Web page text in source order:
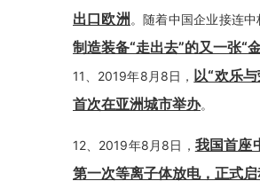
出口欧洲 。随着中国企业接连
制造装备“走出去”的又一张“金
11、2019年8月8日， 以“欢乐
首次在亚洲城市举办。
12、2019年8月8日， 我国首座
第一次等离子体放电，正式启